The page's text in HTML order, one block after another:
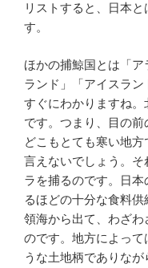
リストすると、日本
す。
ほかの捕鯨国とは「
ランド」「アイスラ
すぐにわかりますね
です。つまり、目の前
どこもとても寒い地
言えないでしょう。
ラを捕るのです。日
るほどの十分な食料
領海から出て、わざ
のです。地方によって
うな土地柄でありな